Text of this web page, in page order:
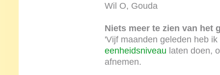
Wil O, Gouda
Niets meer te zien van het
'Vijf maanden geleden heb
eenheidsniveau laten doen,
afnemen.